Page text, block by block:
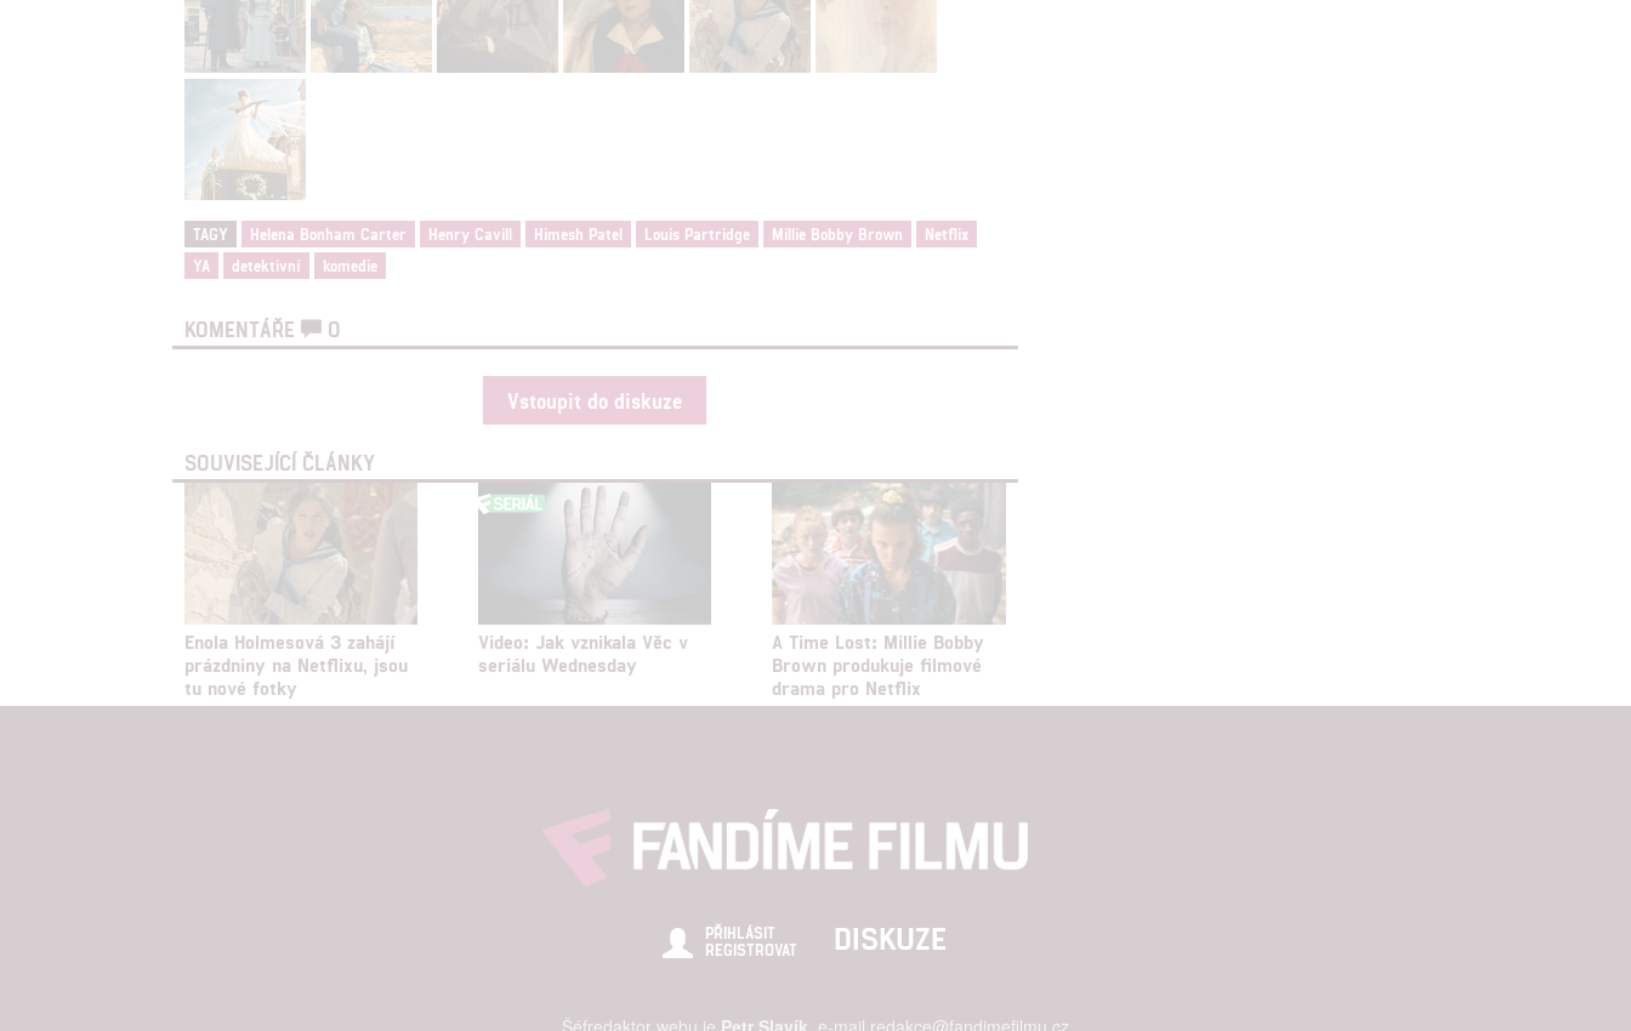
TAGY Helena Bonham Carter Henry Cavill Himesh Patel Louis Partridge Millie Bobby Brown
Netflix
YA
detektivní komedie
KOMENTÁŘE 0
Vstoupit do diskuze
SOUVISEJÍCÍ ČLÁNKY
Enola Holmesová 3 zahájí
prázdniny na Netflixu, jsou
tu nové fotky
Video: Jak vznikala Věc v
seriálu Wednesday
A Time Lost: Millie Bobby
Brown produkuje filmové
drama pro Netflix
PŘIHLÁSIT
REGISTROVAT
DISKUZE
Šéfredaktor webu je Petr Slavík , e-mail redakce@fandimefilmu.cz